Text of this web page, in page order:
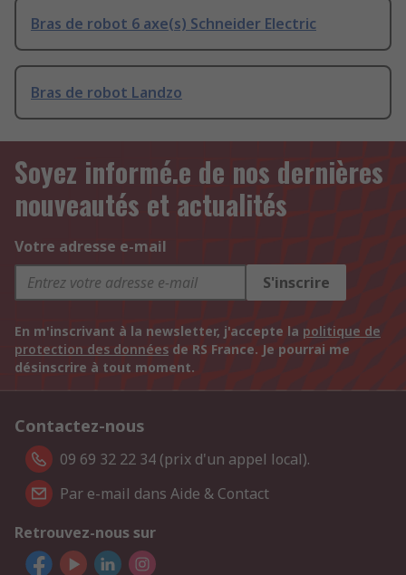
Bras de robot 6 axe(s) Schneider Electric
Bras de robot Landzo
Soyez informé.e de nos dernières
nouveautés et actualités
Votre adresse e-mail
S'inscrire
En m'inscrivant à la newsletter, j'accepte la politique de
protection des données de RS France. Je pourrai me
désinscrire à tout moment.
Contactez-nous
09 69 32 22 34 (prix d'un appel local).
Par e-mail dans Aide & Contact
Retrouvez-nous sur